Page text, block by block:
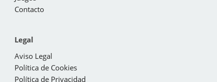
Contacto
Legal
Aviso Legal
Política de Cookies
Política de Privacidad